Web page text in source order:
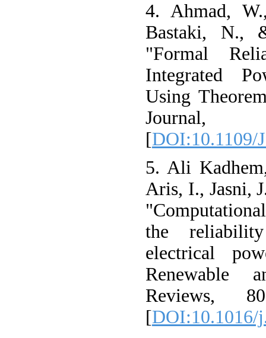
4. Ahmad,
Bastaki, N.,
"Formal
Integrated
Using
[DOI:10.1109/
5. Ali
Aris, I., Jasni,
the
electrical
Renewable
Reviews,
[DOI:10.1016/